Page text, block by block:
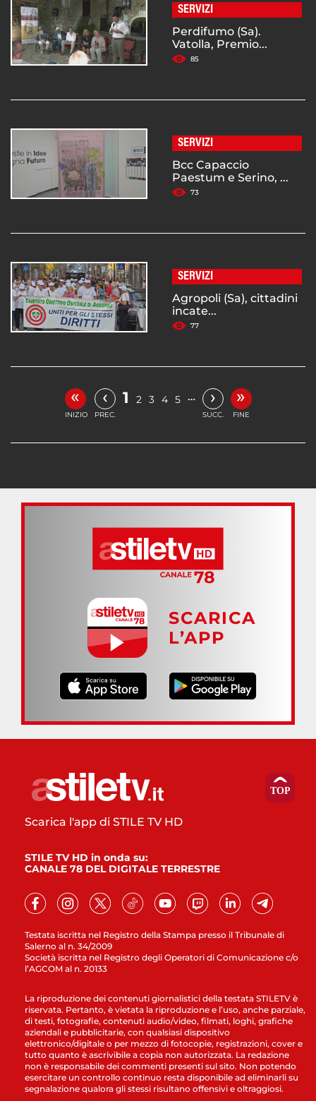
SERVIZI
Perdifumo (Sa).
Vatolla, Premio...
85
SERVIZI
Bcc Capaccio
Paestum e Serino, ...
73
SERVIZI
Agropoli (Sa), cittadini
incate...
77
«
INIZIO
‹
PREC.
1 2 3 4 5 … ›
SUCC.
»
FINE
SCARICA
L’APP
Testata iscritta nel Registro della Stampa presso il Tribunale di
Salerno al n. 34/2009
Società iscritta nel Registro degli Operatori di Comunicazione c/o
l’AGCOM al n. 20133
Scarica l'app di STILE TV HD
STILE TV HD in onda su:
CANALE 78 DEL DIGITALE TERRESTRE
La riproduzione dei contenuti giornalistici della testata STILETV è
riservata. Pertanto, è vietata la riproduzione e l’uso, anche parziale,
di testi, fotografie, contenuti audio/video, filmati, loghi, grafiche
aziendali e pubblicitarie, con qualsiasi dispositivo
elettronico/digitale o per mezzo di fotocopie, registrazioni, cover e
tutto quanto è ascrivibile a copia non autorizzata. La redazione
non è responsabile dei commenti presenti sul sito. Non potendo
esercitare un controllo continuo resta disponibile ad eliminarli su
segnalazione qualora gli stessi risultano offensivi e oltraggiosi.